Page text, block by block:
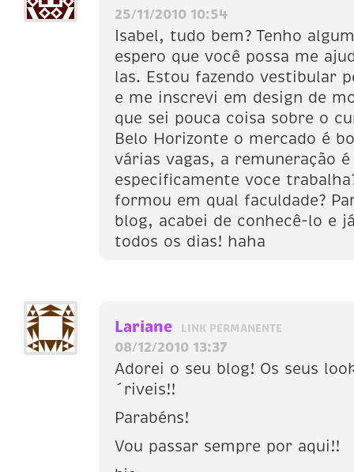
25/11/2010 10:54
Isabel, tudo bem? Tenho
espero que você possa me
las. Estou fazendo vestibular
e me inscrevi em design de
que sei pouca coisa sobre o
Belo Horizonte o mercado é
várias vagas, a remuneração é
especificamente voce
formou em qual faculdade?
blog, acabei de conhecê-lo e
todos os dias! haha
Lariane LINK PERMANENTE
08/12/2010 13:37
Adorei o seu blog! Os seus
´riveis!!
Parabéns!
Vou passar sempre por aqui!!